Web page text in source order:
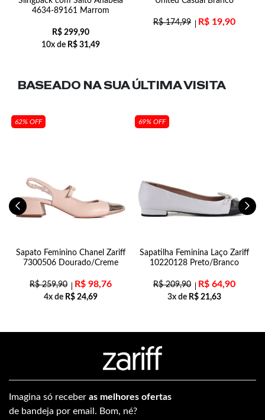
4634-89161 Marrom
R$ 299,90
10x de R$ 31,49
R$174,99 R$ 19,90
BASEADO NA SUAÚLTIMA VISITA
62% OFF
Sapato Feminino Chanel Zariff
7300506 Dourado/Creme
R$259,90 R$ 98,76
4x de R$ 24,69
69% OFF
Sapatilha Feminina Laço Zariff
10220128 Preto/Branco
R$209,90 R$ 64,90
3x de R$ 21,63
Imagina só receber as melhores ofertas
de bandeja por email. Bom, né?